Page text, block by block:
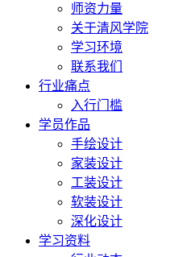
师资力量
关于清风学院
学习环境
联系我们
行业痛点
入行门槛
学员作品
手绘设计
家装设计
工装设计
软装设计
深化设计
学习资料